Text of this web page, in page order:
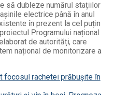
să dubleze numărul stațiilor
electrice până în anul
în prezent la cel puțin
Programului național
de autorități, care
național de monitorizare a
focosul rachetei prăbușite în